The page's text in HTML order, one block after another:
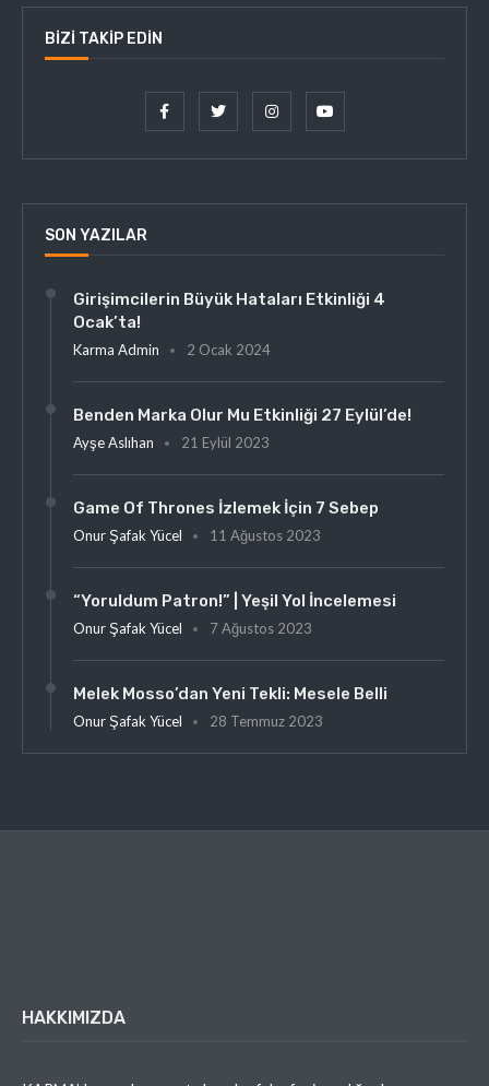
BIZI TAKIP EDIN
SON YAZILAR
Girişimcilerin Büyük Hataları Etkinliği 4
Ocak’ta!
Karma Admin 2 Ocak 2024
Benden Marka Olur Mu Etkinliği 27 Eylül’de!
Ayşe Aslıhan 21 Eylül 2023
Game Of Thrones İzlemek İçin 7 Sebep
Onur Şafak Yücel 11 Ağustos 2023
“Yoruldum Patron!” | Yeşil Yol İncelemesi
Onur Şafak Yücel 7 Ağustos 2023
Melek Mosso’dan Yeni Tekli: Mesele Belli
Onur Şafak Yücel 28 Temmuz 2023
HAKKIMIZDA